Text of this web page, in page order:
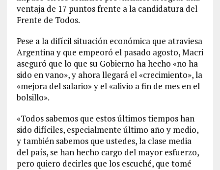
ventaja de 17 puntos frente a la candidatura del
Frente de Todos.
Pese a la difícil situación económica que atraviesa
Argentina y que empeoró el pasado agosto, Macri
aseguró que lo que su Gobierno ha hecho «no ha
sido en vano», y ahora llegará el «crecimiento», la
«mejora del salario» y el «alivio a fin de mes en el
bolsillo».
«Todos sabemos que estos últimos tiempos han
sido difíciles, especialmente último año y medio,
y también sabemos que ustedes, la clase media
del país, se han hecho cargo del mayor esfuerzo,
pero quiero decirles que los escuché, que tomé